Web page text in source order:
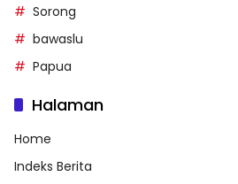
Sorong
bawaslu
Papua
Halaman
Home
Indeks Berita